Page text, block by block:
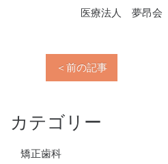
医療法人 夢昂会
＜前の記事
カテゴリー
矯正歯科